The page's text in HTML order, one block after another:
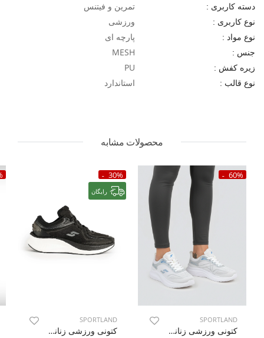
دسته کاربری : تمرین و فیتنس
نوع کاربری : ورزشی
نوع مواد : پارچه ای
جنس : MESH
زیره کفش : PU
نوع قالب : استاندارد
محصولات مشابه
60%
SPORTLAND
کتونی ورزشی زنانه اسپورتلند Raptor W
30%
رایگان
SPORTLAND
کتونی ورزشی زنانه اسپورتلند AeroNix W